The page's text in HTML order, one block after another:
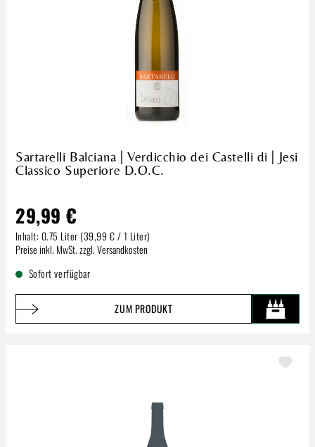
Sartarelli Balciana | Verdicchio dei Castelli di | Jesi
Classico Superiore D.O.C.
29,99 €
Inhalt: 0.75 Liter (39,99 € / 1 Liter)
Regulärer Preis:
Preise inkl. MwSt. zzgl. Versandkosten
Sofort verfügbar
ZUM PRODUKT